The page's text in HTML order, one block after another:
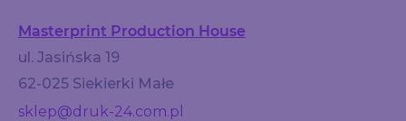
Masterprint Production House
ul. Jasińska 19
62-025 Siekierki Małe
sklep@druk-24.com.pl